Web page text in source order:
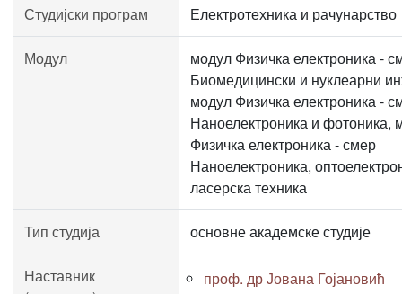
Студијски програм Електротехника и рачунарство
Модул
модул Физичка електроника -
Биомедицински и нуклеарни
модул Физичка електроника -
Наноелектроника и фотоника,
Физичка електроника - смер
Наноелектроника,
ласерска техника
Тип студија основне академске студије
Наставник
проф. др Јована Гојановић